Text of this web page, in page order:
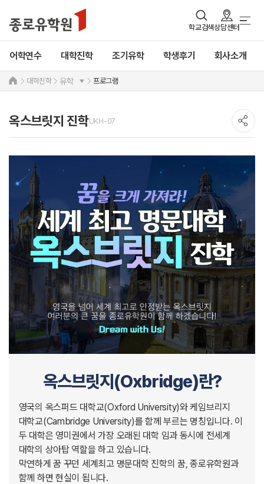
학교검색상담센터
어학연수 대학진학 조기유학 학생후기 회사소개
대학진학 유학 프로그램
옥스브릿지 진학UKH-07
옥스브릿지(Oxbridge)란?
영국의 옥스퍼드 대학교(Oxford University)와 케임브리지
대학교(Cambridge University)를 함께 부르는 명칭입니다. 이
두 대학은 영미권에서 가장 오래된 대학 임과 동시에 전세계
대학의 상아탑 역할을 하고 있습니다.
막연하게 꿈 꾸던 세계최고 명문대학 진학의 꿈, 종로유학원과
함께 하면 현실이 됩니다.